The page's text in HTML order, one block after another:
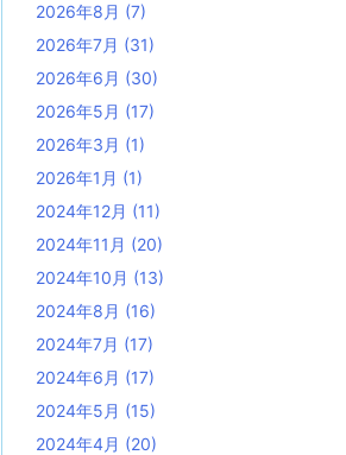
2026年8月 (7)
2026年7月 (31)
2026年6月 (30)
2026年5月 (17)
2026年3月 (1)
2026年1月 (1)
2024年12月 (11)
2024年11月 (20)
2024年10月 (13)
2024年8月 (16)
2024年7月 (17)
2024年6月 (17)
2024年5月 (15)
2024年4月 (20)